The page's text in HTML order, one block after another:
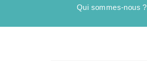
Qui sommes-nous ?